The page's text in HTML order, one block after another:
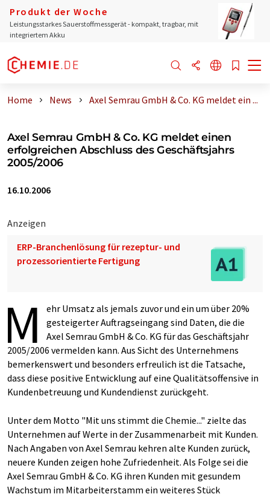
Produkt der Woche
Leistungsstarkes Sauerstoffmessgerät - kompakt, tragbar, mit
integriertem Akku
Home News Axel Semrau GmbH & Co. KG meldet ein ...
Axel Semrau GmbH & Co. KG meldet einen
erfolgreichen Abschluss des Geschäftsjahrs
2005/2006
16.10.2006
Anzeigen
ERP-Branchenlösung für rezeptur- und
prozessorientierte Fertigung
M
ehr Umsatz als jemals zuvor und ein um über 20%
gesteigerter Auftragseingang sind Daten, die die
Axel Semrau GmbH & Co. KG für das Geschäftsjahr
2005/2006 vermelden kann. Aus Sicht des Unternehmens
bemerkenswert und besonders erfreulich ist die Tatsache,
dass diese positive Entwicklung auf eine Qualitätsoffensive in
Kundenbetreuung und Kundendienst zurückgeht.
Unter dem Motto "Mit uns stimmt die Chemie..." zielte das
Unternehmen auf Werte in der Zusammenarbeit mit Kunden.
Nach Angaben von Axel Semrau kehren alte Kunden zurück,
neuere Kunden zeigen hohe Zufriedenheit. Als Folge sei die
Axel Semrau GmbH & Co. KG ihren Kunden mit gesundem
Wachstum im Mitarbeiterstamm ein weiteres Stück